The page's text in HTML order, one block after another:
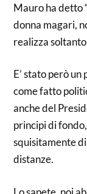
Mauro ha detto
donna magari,
realizza
E’ stato però
come fatto
anche del
principi di
squisitamente
distanze.